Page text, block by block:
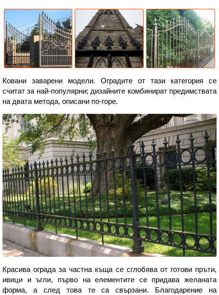
Ковани заварени модели. Оградите от тази категория се
считат за най-популярни; дизайните комбинират предимствата
на двата метода, описани по-горе.
Красива ограда за частна къща се сглобява от готови пръти,
ивици и ъгли, първо на елементите се придава желаната
форма, а след това те са свързани. Благодарение на